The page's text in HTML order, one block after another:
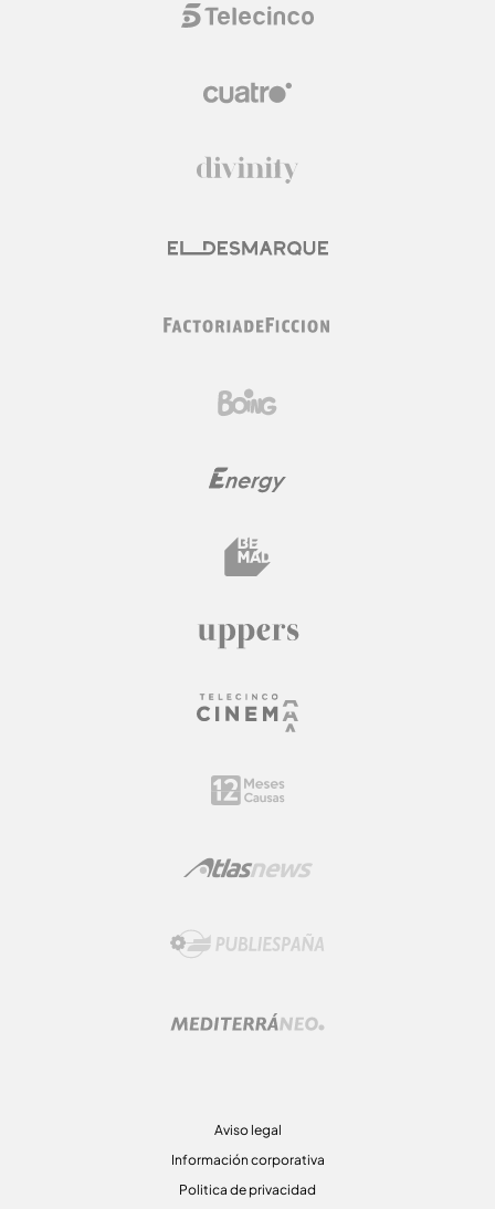
Aviso legal
Información corporativa
Politica de privacidad